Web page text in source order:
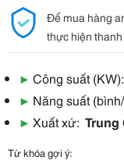
Để mua hàng
thực hiện
▶ Công suất (KW):
▶ Năng suất
▶ Xuất xứ: Trung
Từ khóa gợi ý: